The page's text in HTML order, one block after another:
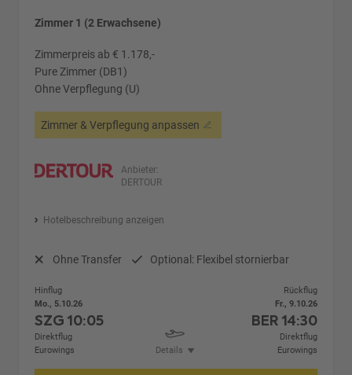
Zimmer 1 (2 Erwachsene)
Zimmerpreis ab € 1.178,-
Pure Zimmer (DB1)
Ohne Verpflegung (U)
Zimmer & Verpflegung anpassen
Anbieter:
DERTOUR
Hotelbeschreibung anzeigen
Ohne Transfer Optional: Flexibel stornierbar
Hinflug
Mo., 5.10.26
SZG10:05
Direktflug
Eurowings
Details
Rückflug
Fr., 9.10.26
BER 14:30
Direktflug
Eurowings